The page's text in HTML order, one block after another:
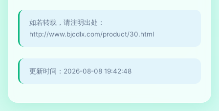
如若转载，请注明出处：
http://www.bjcdlx.com/product/30.html
更新时间：2026-08-08 19:42:48